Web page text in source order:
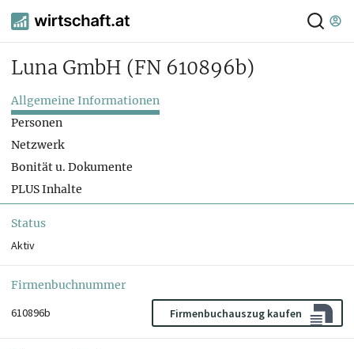
Luna GmbH (FN 610896b)
Allgemeine Informationen
Personen
Netzwerk
Bonität u. Dokumente
PLUS Inhalte
Status
Aktiv
Firmenbuchnummer
610896b
Firmenbuchauszug kaufen